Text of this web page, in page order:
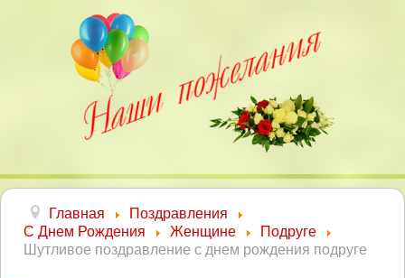
Главная
Поздравления
С Днем Рождения
Женщине
Подруге
Шутливое поздравление с днем рождения подруге